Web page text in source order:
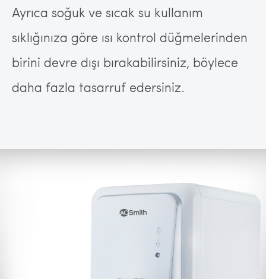
Ayrıca soğuk ve sıcak su kullanım
sıklığınıza göre ısı kontrol düğmelerinden
birini devre dışı bırakabilirsiniz, böylece
daha fazla tasarruf edersiniz.